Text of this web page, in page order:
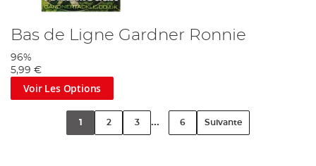
Bas de Ligne Gardner Ronnie
96%
5,99 €
Voir Les Options
1 2 3 ... 6 Suivante